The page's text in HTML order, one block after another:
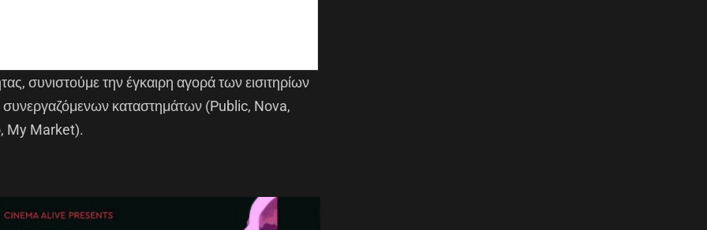
συνιστούμε την έγκαιρη αγορά των εισιτηρίων
συνεργαζόμενων καταστημάτων (Public, Nova,
My Market).